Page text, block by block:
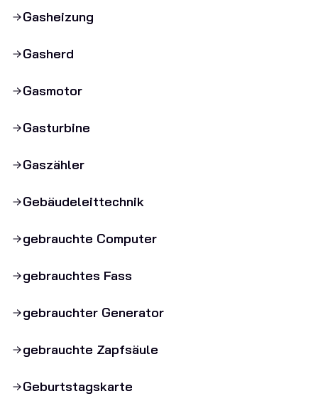
Gasheizung
Gasherd
Gasmotor
Gasturbine
Gaszähler
Gebäudeleittechnik
gebrauchte Computer
gebrauchtes Fass
gebrauchter Generator
gebrauchte Zapfsäule
Geburtstagskarte